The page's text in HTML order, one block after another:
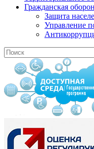
Гражданская
Защита
Управление